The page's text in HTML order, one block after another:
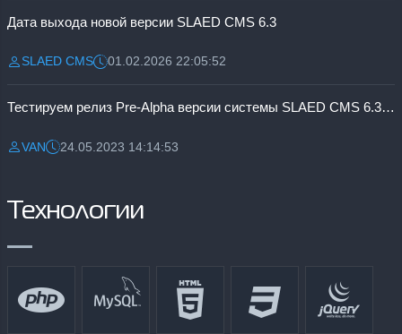
Дата выхода новой версии SLAED CMS 6.3
Разместил:
SLAED CMSДата:01.02.2026 22:05:52
Тестируем релиз Pre-Alpha версии системы SLAED CMS 6.3 Pro
Разместил:
VANДата:24.05.2023 14:14:53
Технологии